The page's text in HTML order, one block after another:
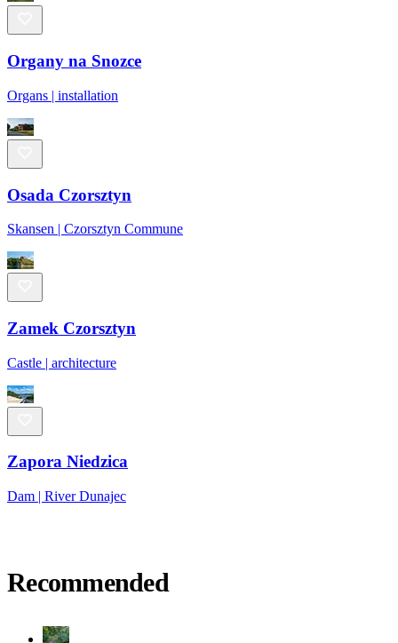
Organy na Snozce
Organs | installation
Osada Czorsztyn
Skansen | Czorsztyn Commune
Zamek Czorsztyn
Castle | architecture
Zapora Niedzica
Dam | River Dunajec
Recommended